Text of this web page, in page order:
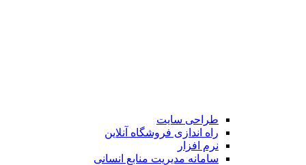
طراحی سایت
راه اندازی فروشگاه آنلاین
نرم افزار
سامانه مدیریت منابع انسانی